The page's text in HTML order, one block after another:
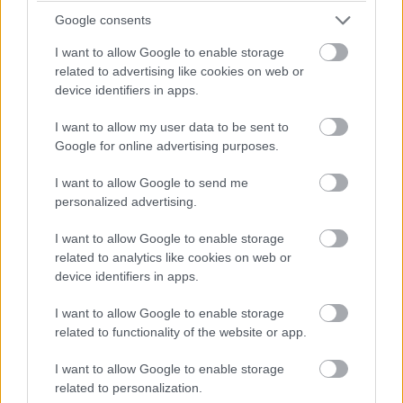
Google consents
I want to allow Google to enable storage
related to advertising like cookies on web or
device identifiers in apps.
I want to allow my user data to be sent to
Google for online advertising purposes.
I want to allow Google to send me
personalized advertising.
I want to allow Google to enable storage
related to analytics like cookies on web or
device identifiers in apps.
I want to allow Google to enable storage
related to functionality of the website or app.
I want to allow Google to enable storage
related to personalization.
vagyis több szempontból is friss vért pumpált 2017-ben
is a filmvilág vérkeringésébe.
Bagi Levente: Logan.Gyönyörű lezárása ez Hugh
Jackman pályafutásának Rozsomákként. A film
és olyan érzéseket volt képes megmozgatni bennem,
amit idén egyik másik film sem.
Kónya Sándor: Paterson . Miért? Mert a legtökéletesebb
széteffektezett és hatalmas tétekkel telített kínálatának.
Mert bár még év elején láttam, de egyből belopta magát
a szívembe és onnan nem is tudott kiszakadni azóta se.
Minimalista remekmű (igen, nyíltan ki merem mondani:
REMEKMŰ), ami szerint nem feltétlen kell eget rengető
és ami közben próbál mondani valamit az alkotói
folyamatokról, kreativitásról, művészetről,